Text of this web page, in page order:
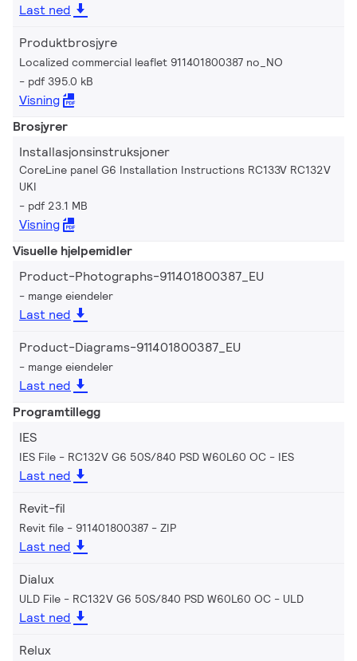
Last ned
Produktbrosjyre
Localized commercial leaflet 911401800387 no_NO
pdf 395.0 kB
Visning
Brosjyrer
Installasjonsinstruksjoner
CoreLine panel G6 Installation Instructions RC133V RC132V
UKI
pdf 23.1 MB
Visning
Visuelle hjelpemidler
Product-Photographs-911401800387_EU
mange eiendeler
Last ned
Product-Diagrams-911401800387_EU
mange eiendeler
Last ned
Programtillegg
IES
IES File - RC132V G6 50S/840 PSD W60L60 OC IES
Last ned
Revit-fil
Revit file - 911401800387 ZIP
Last ned
Dialux
ULD File - RC132V G6 50S/840 PSD W60L60 OC ULD
Last ned
Relux